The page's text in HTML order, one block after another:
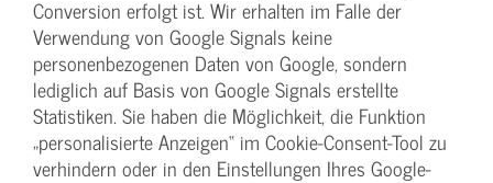
Conversion erfolgt ist. Wir erhalten im Falle der
Verwendung von Google Signals keine
personenbezogenen Daten von Google, sondern
lediglich auf Basis von Google Signals erstellte
Statistiken. Sie haben die Möglichkeit, die Funktion
„personalisierte Anzeigen“ im Cookie-Consent-Tool zu
verhindern oder in den Einstellungen Ihres Google-